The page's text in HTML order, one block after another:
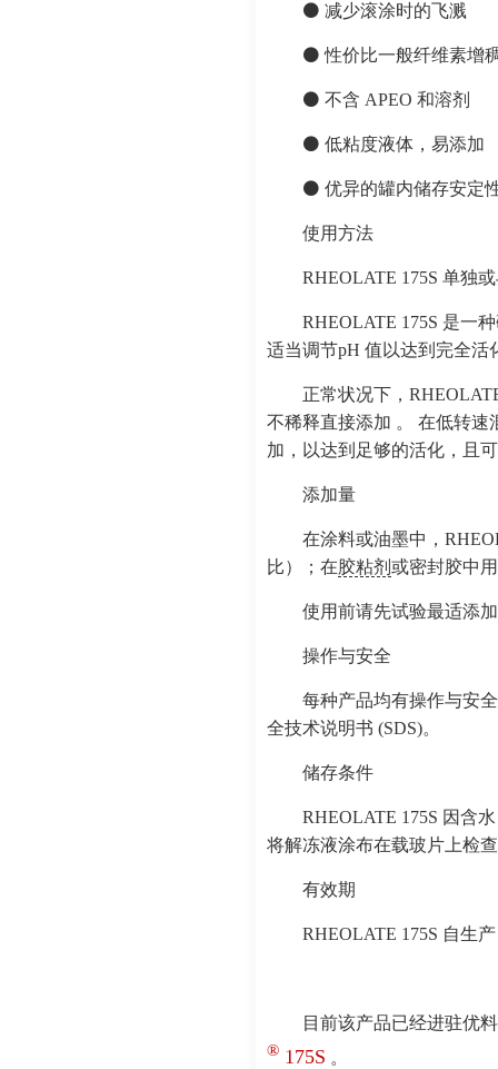
⚫ 减少滚涂时的飞溅
⚫ 性价比一般纤维素增
⚫ 不含 APEO 和溶剂
⚫ 低粘度液体，易添加
⚫ 优异的罐内储存安定
使用方法
RHEOLATE 175S 单独
RHEOLATE 175S 是一
适当调节pH 值以达到完全活
正常状况下，
不稀释直接添加 。 在低转速
加，以达到足够的活化，且
添加量
在涂料或油墨中，
比）；在胶粘剂 或密封胶中
使用前请先试验最适添
操作与安全
每种产品均有操作与安
全技术说明书 (SDS)。
储存条件
RHEOLATE 175S 因含
将解冻液涂布在载玻片上检
有效期
RHEOLATE 175S 自生
目前该产品已经进驻优
® 175S 。